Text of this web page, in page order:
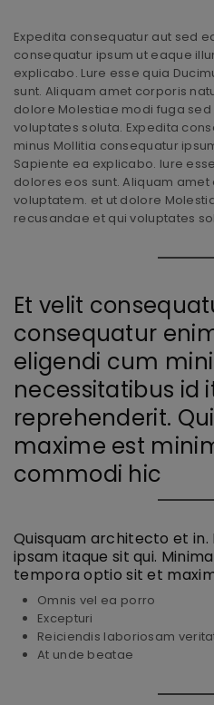
Expedita consequatur aut sed
consequatur ipsum ut eaque
explicabo. Lure esse quia
sunt. Aliquam amet corporis
dolore Molestiae modi fuga
voluptates soluta. Expedita
minus Mollitia consequatur
Sapiente ea explicabo. Iure
dolores eos sunt. Aliquam
voluptatem. et ut dolore
recusandae et qui voluptates
Et velit
consequatur
eligendi cum
necessitatibus id
reprehenderit.
maxime est
commodi hic
Quisquam architecto et in.
ipsam itaque sit qui.
tempora optio sit et
Omnis vel ea porro
Excepturi
Reiciendis laboriosam
At unde beatae